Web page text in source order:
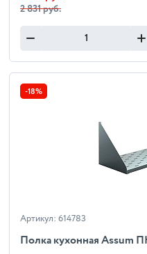
2 831 руб.
-18%
Артикул: 614783
Полка кухонная Assum